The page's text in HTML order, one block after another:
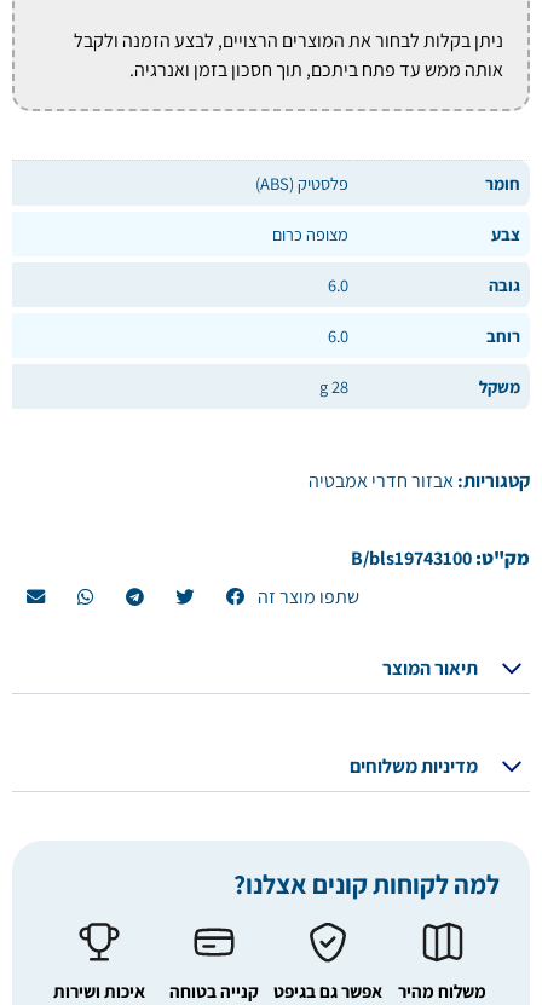
ניתן בקלות לבחור את המוצרים הרצויים, לבצע הזמנה ולקבל
אותה ממש עד פתח ביתכם, תוך חסכון בזמן ואנרגיה.
חומר פלסטיק (ABS)
צבע מצופה כרום
גובה 6.0
רוחב 6.0
משקל 28 g
קטגוריות:אבזור חדרי אמבטיה
מק"ט:B/bls19743100
שתפו מוצר זה
תיאור המוצר
מדיניות משלוחים
למה לקוחות קונים אצלנו?
משלוח מהיר
אפשר גם בגיפט
קנייה בטוחה
איכות ושירות